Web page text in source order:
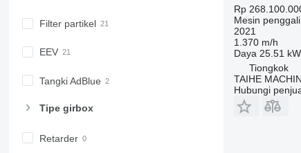
Filter partikel
EEV
Tangki AdBlue
Tipe girbox
Retarder
Rp
Mesin
2021
1.370 m/h
Daya 25.51
Tiongkok
TAIHE
Hubungi